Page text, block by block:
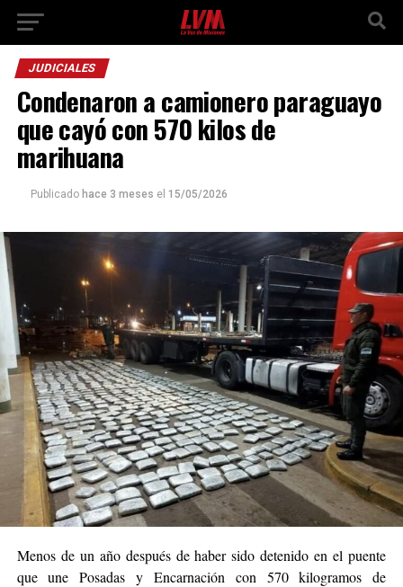
JUDICIALES
Condenaron a camionero paraguayo
que cayó con 570 kilos de
marihuana
Publicado hace 3 meses el 15/05/2026
Menos de un año después de haber sido detenido en el puente
que une Posadas y Encarnación con 570 kilogramos de